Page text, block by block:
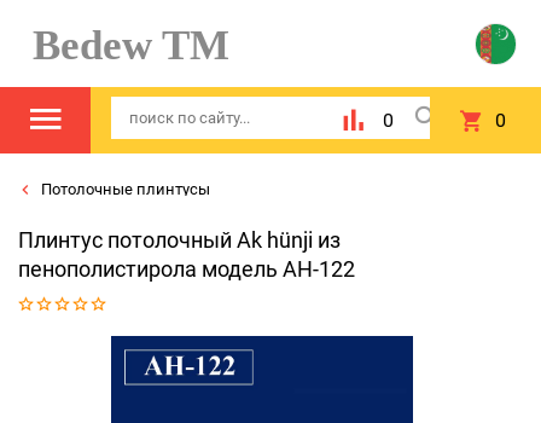
Bedew TM
0 0
Потолочные плинтусы
Плинтус потолочный Ak hünji из
пенополистирола модель AH-122